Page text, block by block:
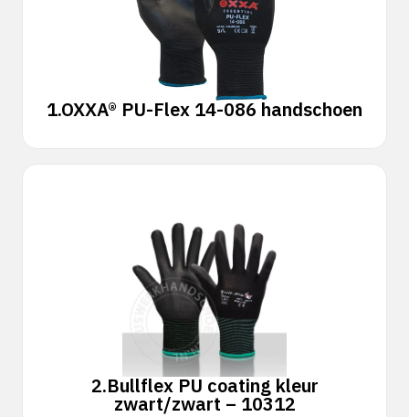
1.OXXA® PU-Flex 14-086 handschoen
2.Bullflex PU coating kleur
zwart/zwart – 10312